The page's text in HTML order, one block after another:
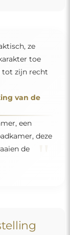
ze
toe
tot zijn recht
van de
een
deze
de